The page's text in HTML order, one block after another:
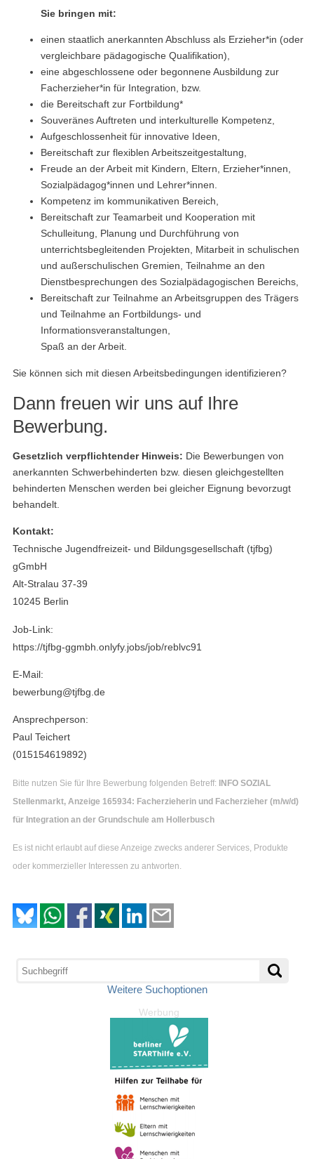
Sie bringen mit:
einen staatlich anerkannten Abschluss als Erzieher*in (oder
vergleichbare pädagogische Qualifikation),
eine abgeschlossene oder begonnene Ausbildung zur
Facherzieher*in für Integration, bzw.
die Bereitschaft zur Fortbildung*
Souveränes Auftreten und interkulturelle Kompetenz,
Aufgeschlossenheit für innovative Ideen,
Bereitschaft zur flexiblen Arbeitszeitgestaltung,
Freude an der Arbeit mit Kindern, Eltern, Erzieher*innen,
Sozialpädagog*innen und Lehrer*innen.
Kompetenz im kommunikativen Bereich,
Bereitschaft zur Teamarbeit und Kooperation mit
Schulleitung, Planung und Durchführung von
unterrichtsbegleitenden Projekten, Mitarbeit in schulischen
und außerschulischen Gremien, Teilnahme an den
Dienstbesprechungen des Sozialpädagogischen Bereichs,
Bereitschaft zur Teilnahme an Arbeitsgruppen des Trägers
und Teilnahme an Fortbildungs- und
Informationsveranstaltungen,
Spaß an der Arbeit.
Sie können sich mit diesen Arbeitsbedingungen identifizieren?
Dann freuen wir uns auf Ihre
Bewerbung.
Gesetzlich verpflichtender Hinweis: Die Bewerbungen von
anerkannten Schwerbehinderten bzw. diesen gleichgestellten
behinderten Menschen werden bei gleicher Eignung bevorzugt
behandelt.
Kontakt:
Technische Jugendfreizeit- und Bildungsgesellschaft (tjfbg)
gGmbH
Alt-Stralau 37-39
10245 Berlin
Job-Link:
https://tjfbg-ggmbh.onlyfy.jobs/job/reblvc91
E-Mail:
bewerbung@tjfbg.de
Ansprechperson:
Paul Teichert
(015154619892)
Bitte nutzen Sie für Ihre Bewerbung folgenden Betreff: INFO SOZIAL
Stellenmarkt, Anzeige 165934: Facherzieherin und Facherzieher (m/w/d)
für Integration an der Grundschule am Hollerbusch
Es ist nicht erlaubt auf diese Anzeige zwecks anderer Services, Produkte
oder kommerzieller Interessen zu antworten.
Weitere Suchoptionen
Werbung